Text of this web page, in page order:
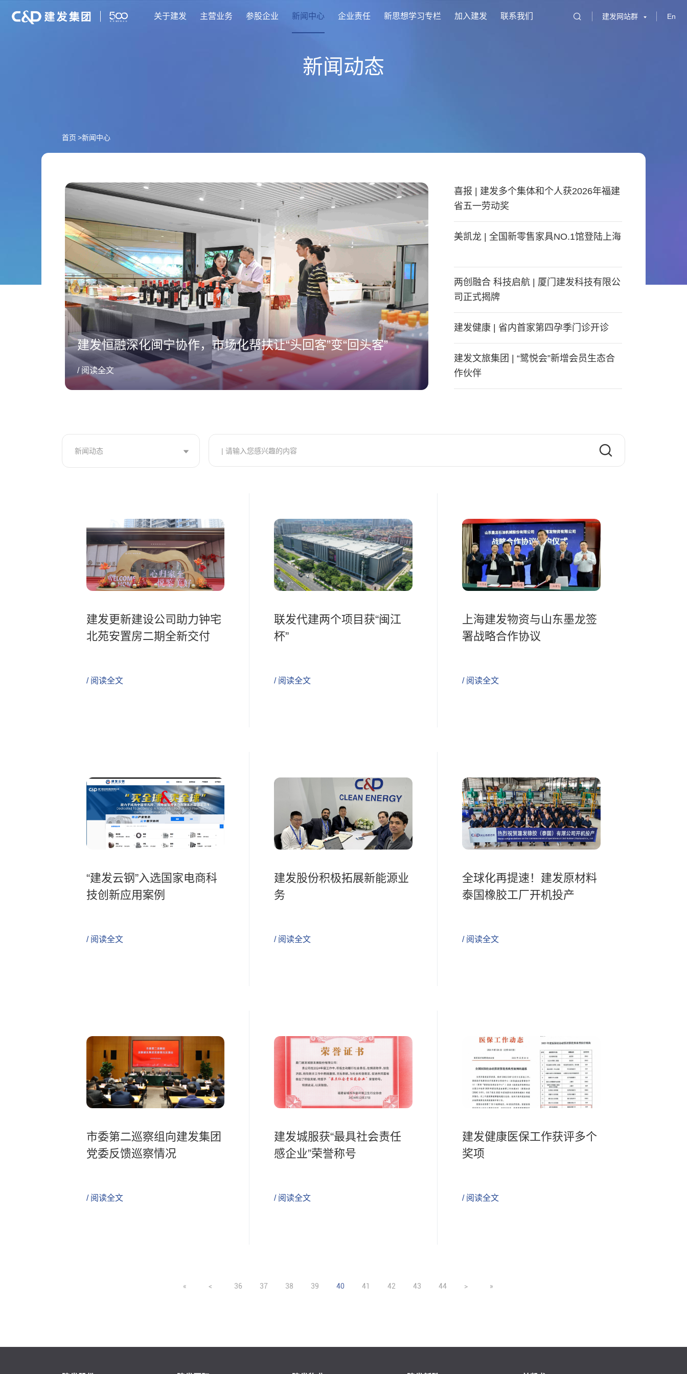
关于建发 主营业务 参股企业 新闻中心 企业责任 新思想学习专栏 加入建发 联系我们 建发网站群 En
新闻动态
首页 >新闻中心
建发恒融深化闽宁协作，市场化帮扶让“头回客”变“回头客”
/ 阅读全文
喜报 | 建发多个集体和个人获2026年福建
省五一劳动奖
美凯龙 | 全国新零售家具NO.1馆登陆上海
两创融合 科技启航 | 厦门建发科技有限公
司正式揭牌
建发健康 | 省内首家第四孕季门诊开诊
建发文旅集团 | “鹭悦会”新增会员生态合
作伙伴
新闻动态
建发更新建设公司助力钟宅
北苑安置房二期全新交付
/ 阅读全文
联发代建两个项目获“闽江
杯”
/ 阅读全文
上海建发物资与山东墨龙签
署战略合作协议
/ 阅读全文
“建发云钢”入选国家电商科
技创新应用案例
/ 阅读全文
建发股份积极拓展新能源业
务
/ 阅读全文
全球化再提速！建发原材料
泰国橡胶工厂开机投产
/ 阅读全文
市委第二巡察组向建发集团
党委反馈巡察情况
/ 阅读全文
建发城服获“最具社会责任
感企业”荣誉称号
/ 阅读全文
建发健康医保工作获评多个
奖项
/ 阅读全文
« < 36 37 38 39 40 41 42 43 44 > »